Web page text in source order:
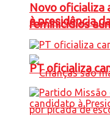
feminicídios
Novo oficializa
à presidência
PT oficializa